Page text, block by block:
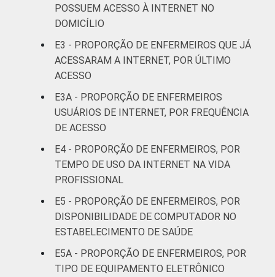
FAIXA ETÁRIA
31 a 40
41 anos ou
mais
79 21
Essa tabela foi corrigida em maio de 2015.
Para mais informações, acesse
https://cetic.br/noticia/cetic-br-informa-
correcao-dos-resultados-da-pesquisa-tic-
saude-2013/
Dados coletados entre fevereiro de 2013 e
2Base: 1.862 enfermeiros que têm
computador de mesa à disposição para uso
POSSUEM ACESSO À INTERNET NO
DOMICÍLIO
E3 - PROPORÇÃO DE ENFERMEIROS QUE JÁ
ACESSARAM A INTERNET, POR ÚLTIMO
ACESSO
E3A - PROPORÇÃO DE ENFERMEIROS
USUÁRIOS DE INTERNET, POR FREQUÊNCIA
DE ACESSO
E4 - PROPORÇÃO DE ENFERMEIROS, POR
TEMPO DE USO DA INTERNET NA VIDA
PROFISSIONAL
E5 - PROPORÇÃO DE ENFERMEIROS, POR
DISPONIBILIDADE DE COMPUTADOR NO
ESTABELECIMENTO DE SAÚDE
E5A - PROPORÇÃO DE ENFERMEIROS, POR
TIPO DE EQUIPAMENTO ELETRÔNICO